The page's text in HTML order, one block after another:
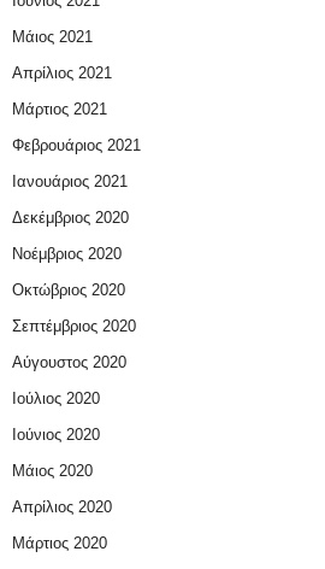
Μάιος 2021
Απρίλιος 2021
Μάρτιος 2021
Φεβρουάριος 2021
Ιανουάριος 2021
Δεκέμβριος 2020
Νοέμβριος 2020
Οκτώβριος 2020
Σεπτέμβριος 2020
Αύγουστος 2020
Ιούλιος 2020
Ιούνιος 2020
Μάιος 2020
Απρίλιος 2020
Μάρτιος 2020